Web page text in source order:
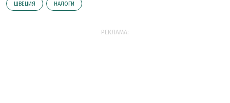
ШВЕЦИЯ НАЛОГИ
РЕКЛАМА: